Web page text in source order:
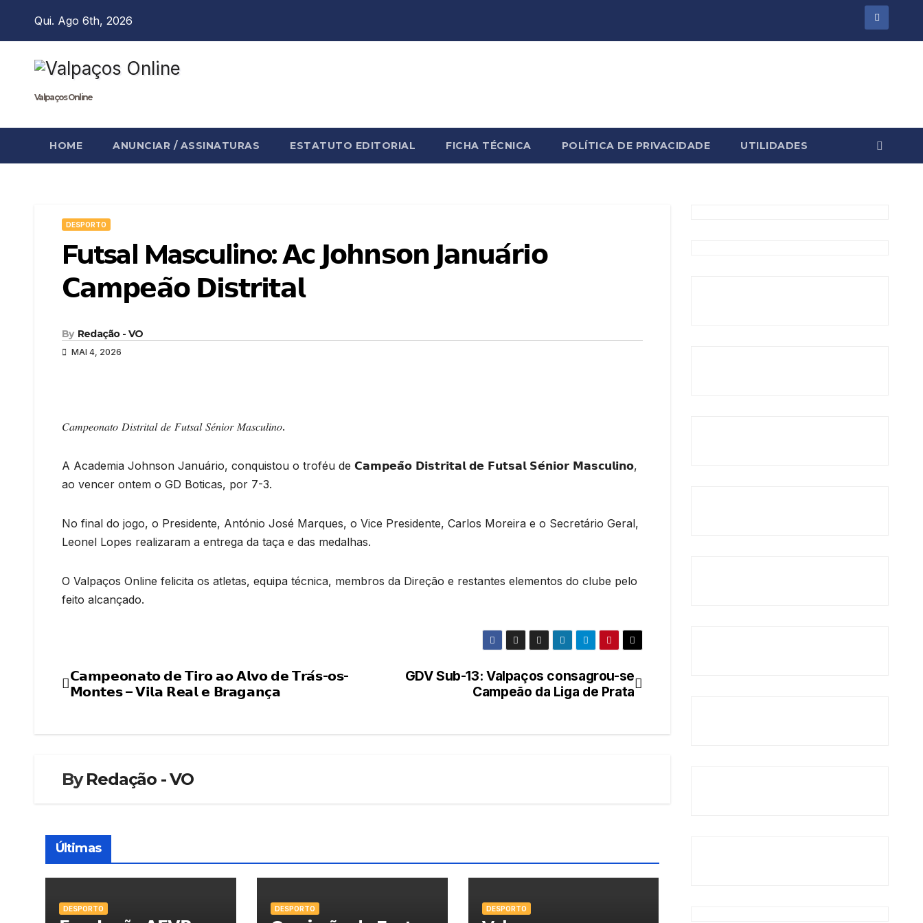
Qui. Ago 6th, 2026
Valpaços Online
HOME ANUNCIAR / ASSINATURAS ESTATUTO EDITORIAL FICHA TÉCNICA POLÍTICA DE PRIVACIDADE UTILIDADES
DESPORTO
Futsal Masculino: 𝗔𝗰 𝗝𝗼𝗵𝗻𝘀𝗼𝗻 𝗝𝗮𝗻𝘂𝗮́𝗿𝗶𝗼
𝗖𝗮𝗺𝗽𝗲𝗮̃𝗼 𝗗𝗶𝘀𝘁𝗿𝗶𝘁𝗮𝗹
By Redação - VO
MAI 4, 2026
𝐶𝑎𝑚𝑝𝑒𝑜𝑛𝑎𝑡𝑜 𝐷𝑖𝑠𝑡𝑟𝑖𝑡𝑎𝑙 𝑑𝑒 𝐹𝑢𝑡𝑠𝑎𝑙 𝑆𝑒́𝑛𝑖𝑜𝑟 𝑀𝑎𝑠𝑐𝑢𝑙𝑖𝑛𝑜.
A Academia Johnson Januário, conquistou o troféu de 𝗖𝗮𝗺𝗽𝗲𝗮̃𝗼 𝗗𝗶𝘀𝘁𝗿𝗶𝘁𝗮𝗹 𝗱𝗲 𝗙𝘂𝘁𝘀𝗮𝗹 𝗦𝗲́𝗻𝗶𝗼𝗿 𝗠𝗮𝘀𝗰𝘂𝗹𝗶𝗻𝗼,
ao vencer ontem o GD Boticas, por 7-3.
No final do jogo, o Presidente, António José Marques, o Vice Presidente, Carlos Moreira e o Secretário Geral,
Leonel Lopes realizaram a entrega da taça e das medalhas.
O Valpaços Online felicita os atletas, equipa técnica, membros da Direção e restantes elementos do clube pelo
feito alcançado.
Navegação
GDV Sub-13: Valpaços consagrou-se
Campeão da Liga de Prata
𝗖𝗮𝗺𝗽𝗲𝗼𝗻𝗮𝘁𝗼 𝗱𝗲 𝗧𝗶𝗿𝗼 𝗮𝗼 𝗔𝗹𝘃𝗼 𝗱𝗲 𝗧𝗿𝗮́𝘀-𝗼𝘀-
𝗠𝗼𝗻𝘁𝗲𝘀 – 𝗩𝗶𝗹𝗮 𝗥𝗲𝗮𝗹 𝗲 𝗕𝗿𝗮𝗴𝗮𝗻𝗰̧𝗮
ByRedação - VO
Últimas
DESPORTO DESPORTO DESPORTO